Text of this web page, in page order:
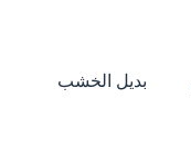
بديل الخشب